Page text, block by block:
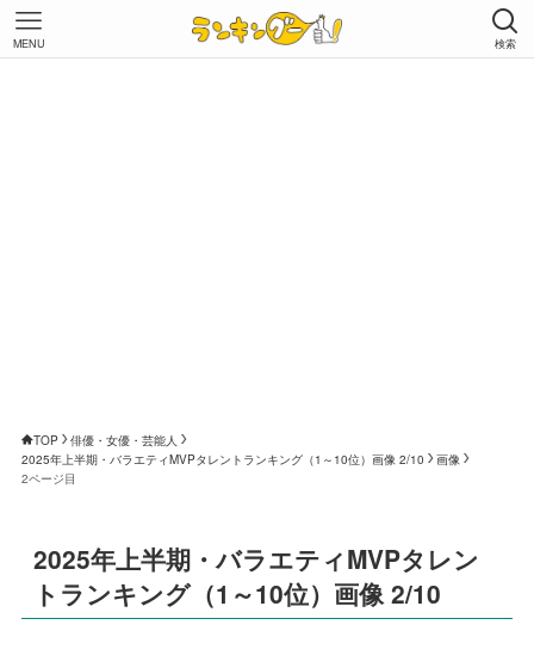
検索
MENU
TOP
俳優・女優・芸能人
2025年上半期・バラエティMVPタレントランキング（1～10位）画像 2/10
画像
2ページ目
2025年上半期・バラエティMVPタレン
トランキング（1～10位）画像 2/10